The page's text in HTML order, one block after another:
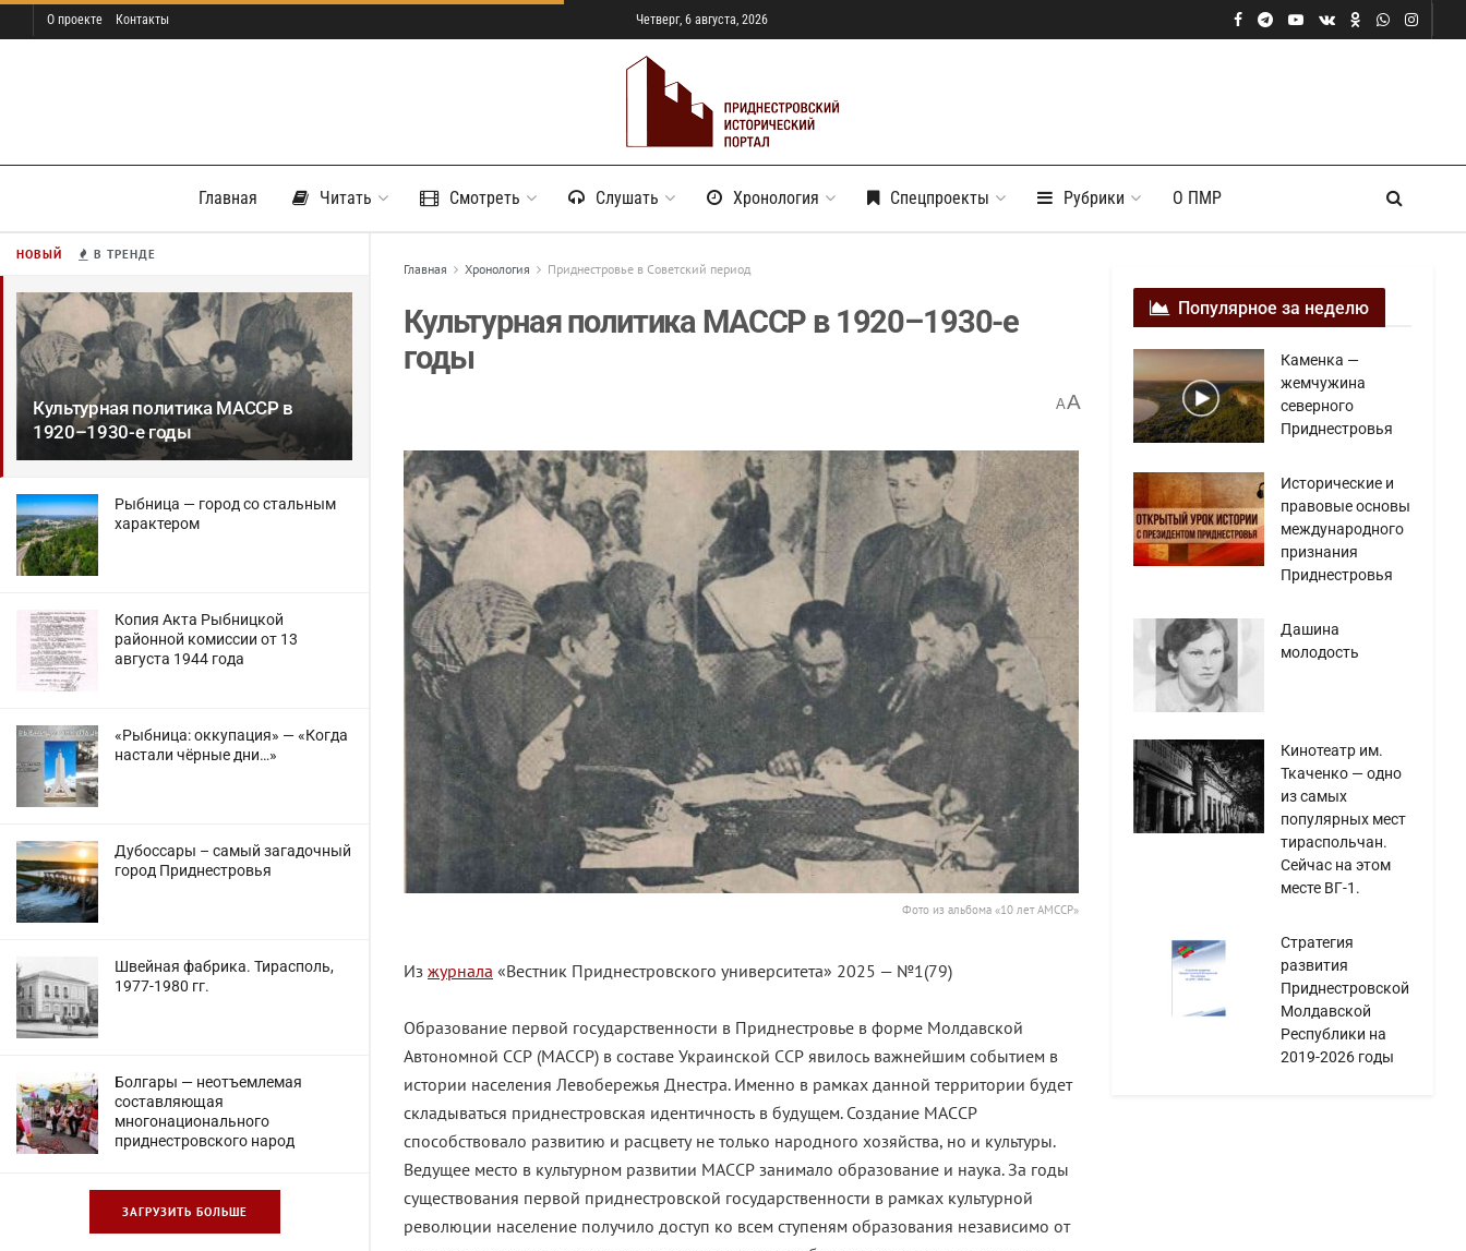
НОВЫЙ В ТРЕНДЕ
Культурная политика МАССР в
1920–1930-е годы
Рыбница — город со стальным
характером
Копия Акта Рыбницкой
районной комиссии от 13
августа 1944 года
«Рыбница: оккупация» — «Когда
настали чёрные дни…»
Дубоссары – самый загадочный
город Приднестровья
Швейная фабрика. Тирасполь,
1977-1980 гг.
Болгары — неотъемлемая
составляющая
многонационального
приднестровского народ
ЗАГРУЗИТЬ БОЛЬШЕ
О проекте Контакты Четверг, 6 августа, 2026
Главная Читать Смотреть Слушать Хронология Спецпроекты Рубрики О ПМР
Главная Хронология Приднестровье в Советский период
Культурная политика МАССР в 1920–1930-е
годы
AA
Фото из альбома «10 лет АМССР»
Из журнала «Вестник Приднестровского университета» 2025 — №1(79)
Образование первой государственности в Приднестровье в форме Молдавской
Автономной ССР (МАССР) в составе Украинской ССР явилось важнейшим событием в
истории населения Левобережья Днестра. Именно в рамках данной территории будет
складываться приднестровская идентичность в будущем. Создание МАССР
способствовало развитию и расцвету не только народного хозяйства, но и культуры.
Ведущее место в культурном развитии МАССР занимало образование и наука. За годы
существования первой приднестровской государственности в рамках культурной
революции население получило доступ ко всем ступеням образования независимо от
Популярное за неделю
Каменка —
жемчужина
северного
Приднестровья
Исторические и
правовые основы
международного
признания
Приднестровья
Дашина
молодость
Кинотеатр им.
Ткаченко — одно
из самых
популярных мест
тираспольчан.
Сейчас на этом
месте ВГ-1.
Стратегия
развития
Приднестровской
Молдавской
Республики на
2019-2026 годы